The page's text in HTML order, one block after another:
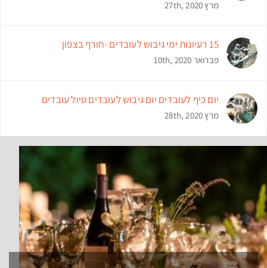
מרץ 27th, 2020
15 רעיונות ימי גיבוש לעובדים -חורף בצפון
פברואר 10th, 2020
יום כיף לעובדים יום גיבוש לעובדים טיול עובדים
מרץ 28th, 2020